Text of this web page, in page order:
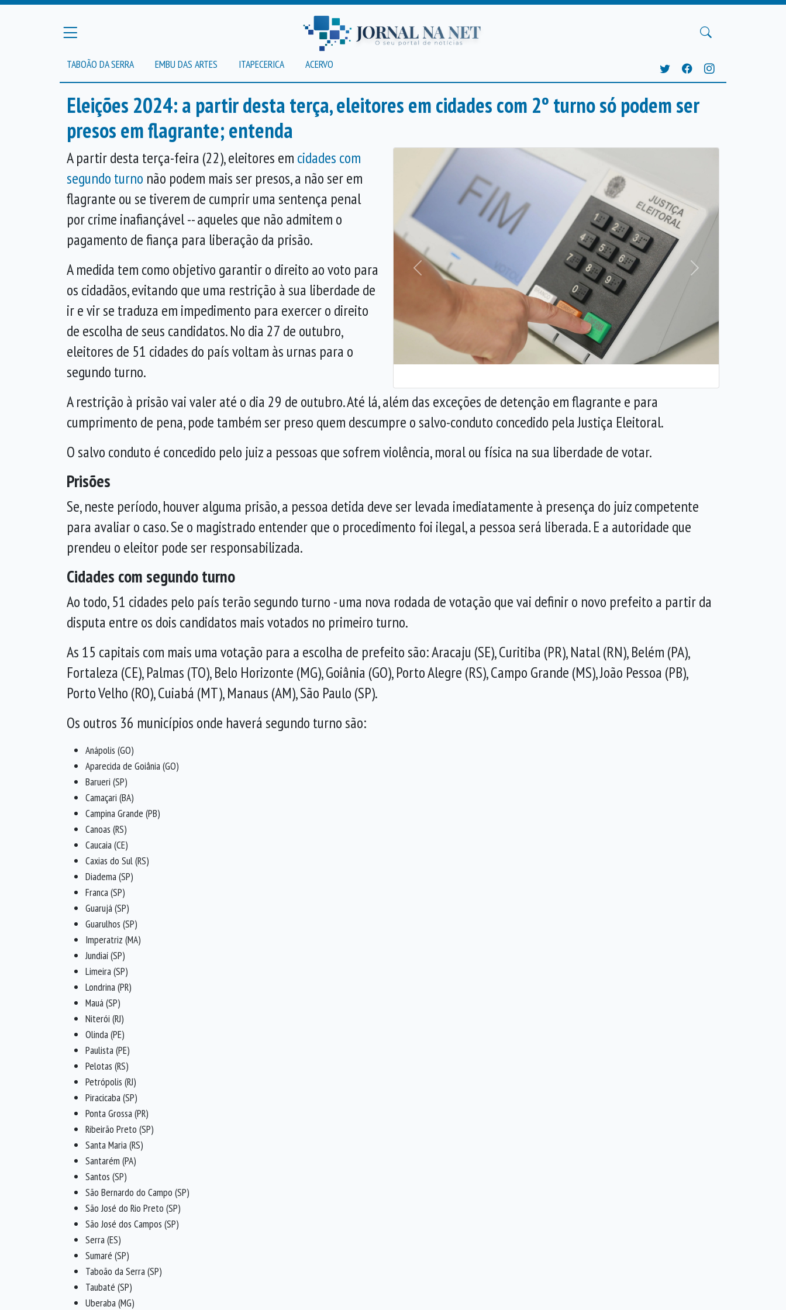
TABOÃO DA SERRA EMBU DAS ARTES ITAPECERICA ACERVO
Eleições 2024: a partir desta terça, eleitores em cidades com 2º turno só podem ser
presos em flagrante; entenda
Anterior Próxima
A partir desta terça-feira (22), eleitores em cidades com
segundo turno não podem mais ser presos, a não ser em
flagrante ou se tiverem de cumprir uma sentença penal
por crime inafiançável -- aqueles que não admitem o
pagamento de fiança para liberação da prisão.
A medida tem como objetivo garantir o direito ao voto para
os cidadãos, evitando que uma restrição à sua liberdade de
ir e vir se traduza em impedimento para exercer o direito
de escolha de seus candidatos. No dia 27 de outubro,
eleitores de 51 cidades do país voltam às urnas para o
segundo turno.
A restrição à prisão vai valer até o dia 29 de outubro. Até lá, além das exceções de detenção em flagrante e para
cumprimento de pena, pode também ser preso quem descumpre o salvo-conduto concedido pela Justiça Eleitoral.
O salvo conduto é concedido pelo juiz a pessoas que sofrem violência, moral ou física na sua liberdade de votar.
Prisões
Se, neste período, houver alguma prisão, a pessoa detida deve ser levada imediatamente à presença do juiz competente
para avaliar o caso. Se o magistrado entender que o procedimento foi ilegal, a pessoa será liberada. E a autoridade que
prendeu o eleitor pode ser responsabilizada.
Cidades com segundo turno
Ao todo, 51 cidades pelo país terão segundo turno - uma nova rodada de votação que vai definir o novo prefeito a partir da
disputa entre os dois candidatos mais votados no primeiro turno.
As 15 capitais com mais uma votação para a escolha de prefeito são: Aracaju (SE), Curitiba (PR), Natal (RN), Belém (PA),
Fortaleza (CE), Palmas (TO), Belo Horizonte (MG), Goiânia (GO), Porto Alegre (RS), Campo Grande (MS), João Pessoa (PB),
Porto Velho (RO), Cuiabá (MT), Manaus (AM), São Paulo (SP).
Os outros 36 municípios onde haverá segundo turno são:
Anápolis (GO)
Aparecida de Goiânia (GO)
Barueri (SP)
Camaçari (BA)
Campina Grande (PB)
Canoas (RS)
Caucaia (CE)
Caxias do Sul (RS)
Diadema (SP)
Franca (SP)
Guarujá (SP)
Guarulhos (SP)
Imperatriz (MA)
Jundiaí (SP)
Limeira (SP)
Londrina (PR)
Mauá (SP)
Niterói (RJ)
Olinda (PE)
Paulista (PE)
Pelotas (RS)
Petrópolis (RJ)
Piracicaba (SP)
Ponta Grossa (PR)
Ribeirão Preto (SP)
Santa Maria (RS)
Santarém (PA)
Santos (SP)
São Bernardo do Campo (SP)
São José do Rio Preto (SP)
São José dos Campos (SP)
Serra (ES)
Sumaré (SP)
Taboão da Serra (SP)
Taubaté (SP)
Uberaba (MG)